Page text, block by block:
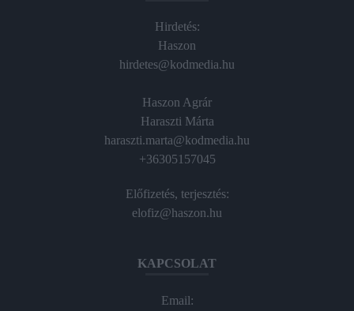
Hirdetés:
Haszon
hirdetes@kodmedia.hu
Haszon Agrár
Haraszti Márta
haraszti.marta@kodmedia.hu
+36305157045
Előfizetés, terjesztés:
elofiz@haszon.hu
KAPCSOLAT
Email: